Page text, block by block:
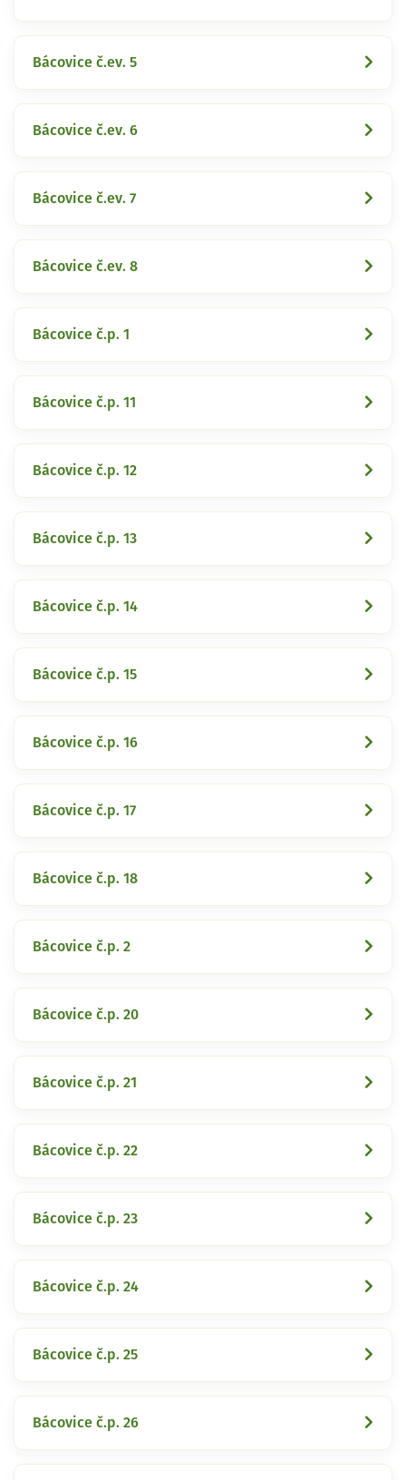
Bácovice č.ev. 5
Bácovice č.ev. 6
Bácovice č.ev. 7
Bácovice č.ev. 8
Bácovice č.p. 1
Bácovice č.p. 11
Bácovice č.p. 12
Bácovice č.p. 13
Bácovice č.p. 14
Bácovice č.p. 15
Bácovice č.p. 16
Bácovice č.p. 17
Bácovice č.p. 18
Bácovice č.p. 2
Bácovice č.p. 20
Bácovice č.p. 21
Bácovice č.p. 22
Bácovice č.p. 23
Bácovice č.p. 24
Bácovice č.p. 25
Bácovice č.p. 26